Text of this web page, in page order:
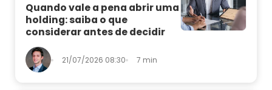
Quando vale a pena abrir uma
holding: saiba o que
considerar antes de decidir
21/07/2026 08:30 7 min